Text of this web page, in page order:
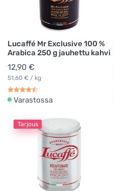
Lucaffé Mr Exclusive 100 %
Arabica 250 g jauhettu kahvi
12,90 €
51,60 € / kg
Varastossa
Tarjous